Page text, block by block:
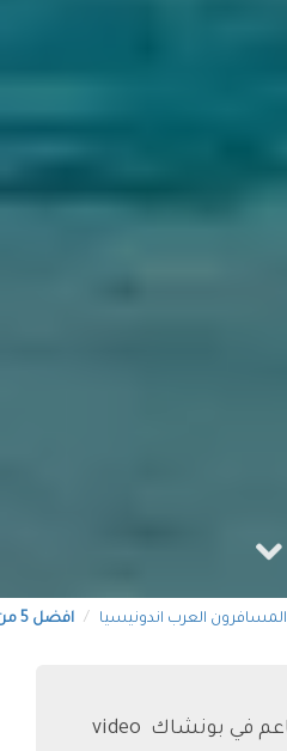
المسافرون العرب اندونيسيا افضل 5 من مطاعم بونشاك
افضل 5 من المطاعم في بونشاك video